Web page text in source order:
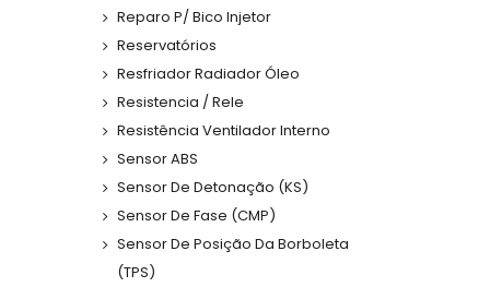
Reparo P/ Bico Injetor
Reservatórios
Resfriador Radiador Óleo
Resistencia / Rele
Resistência Ventilador Interno
Sensor ABS
Sensor De Detonação (KS)
Sensor De Fase (CMP)
Sensor De Posição Da Borboleta
(TPS)